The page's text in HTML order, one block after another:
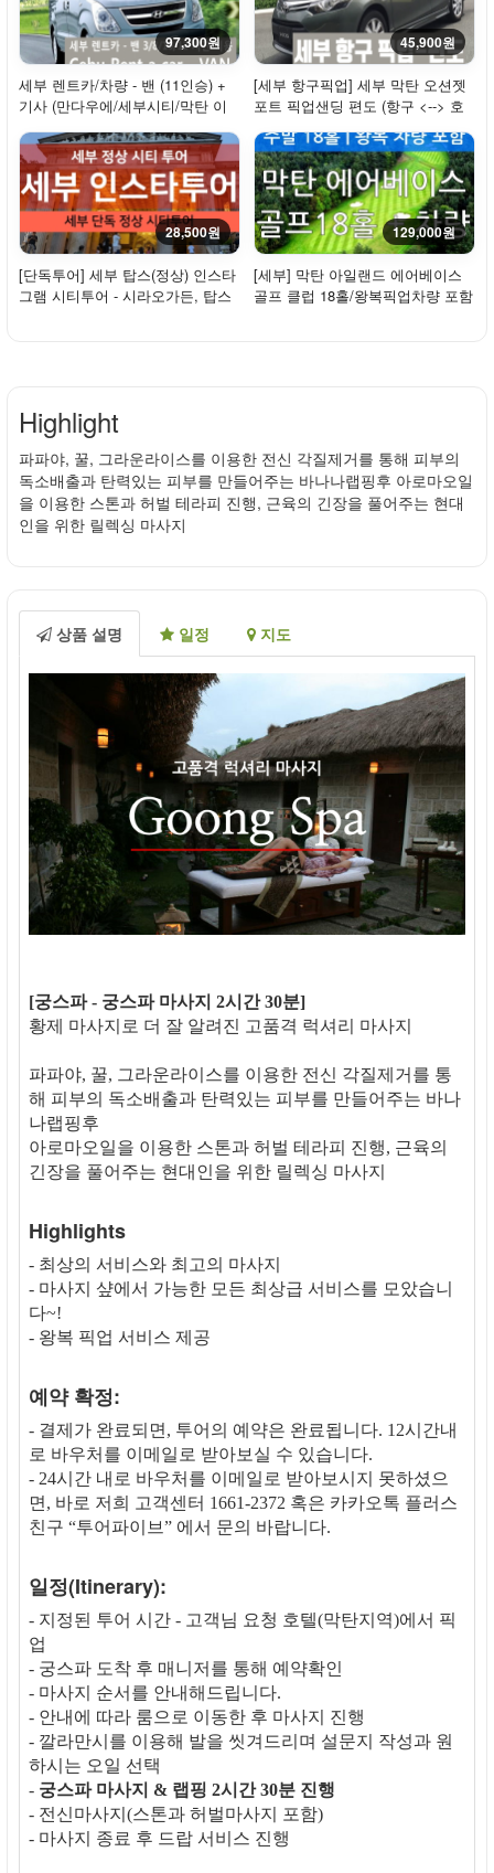
97,300원
세부 렌트카/차량 - 밴 (11인승) +
기사 (만다우에/세부시티/막탄 이
용기준)
45,900원
[세부 항구픽업] 세부 막탄 오션젯
포트 픽업샌딩 편도 (항구 <--> 호
텔) - 단독
28,500원
[단독투어] 세부 탑스(정상) 인스타
그램 시티투어 - 시라오가든, 탑스
129,000원
[세부] 막탄 아일랜드 에어베이스
골프 클럽 18홀/왕복픽업차량 포함
Highlight
파파야, 꿀, 그라운라이스를 이용한 전신 각질제거를 통해 피부의
독소배출과 탄력있는 피부를 만들어주는 바나나랩핑후 아로마오일
을 이용한 스톤과 허벌 테라피 진행, 근육의 긴장을 풀어주는 현대
인을 위한 릴렉싱 마사지
상품 설명 일정 지도
[궁스파 - 궁스파 마사지 2시간 30분]
황제 마사지로 더 잘 알려진 고품격 럭셔리 마사지
파파야, 꿀, 그라운라이스를 이용한 전신 각질제거를 통
해 피부의 독소배출과 탄력있는 피부를 만들어주는 바나
나랩핑후
아로마오일을 이용한 스톤과 허벌 테라피 진행, 근육의
긴장을 풀어주는 현대인을 위한 릴렉싱 마사지
Highlights
- 최상의 서비스와 최고의 마사지
- 마사지 샾에서 가능한 모든 최상급 서비스를 모았습니
다~!
- 왕복 픽업 서비스 제공
예약 확정:
- 결제가 완료되면, 투어의 예약은 완료됩니다. 12시간내
로 바우처를 이메일로 받아보실 수 있습니다.
- 24시간 내로 바우처를 이메일로 받아보시지 못하셨으
면, 바로 저희 고객센터 1661-2372 혹은 카카오톡 플러스
친구 “투어파이브” 에서 문의 바랍니다.
일정(Itinerary):
- 지정된 투어 시간 - 고객님 요청 호텔(막탄지역)에서 픽
업
- 궁스파 도착 후 매니저를 통해 예약확인
- 마사지 순서를 안내해드립니다.
- 안내에 따라 룸으로 이동한 후 마사지 진행
- 깔라만시를 이용해 발을 씻겨드리며 설문지 작성과 원
하시는 오일 선택
- 궁스파 마사지 & 랩핑 2시간 30분 진행
- 전신마사지(스톤과 허벌마사지 포함)
- 마사지 종료 후 드랍 서비스 진행